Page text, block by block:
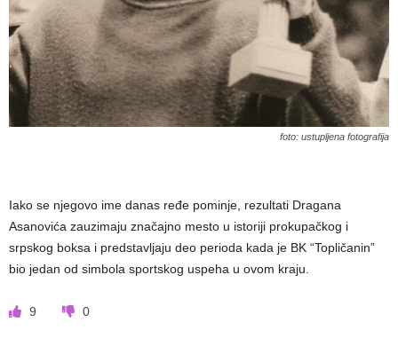
foto: ustupljena fotografija
Iako se njegovo ime danas ređe pominje, rezultati Dragana
Asanovića zauzimaju značajno mesto u istoriji prokupačkog i
srpskog boksa i predstavljaju deo perioda kada je BK “Topličanin”
bio jedan od simbola sportskog uspeha u ovom kraju.
9 0